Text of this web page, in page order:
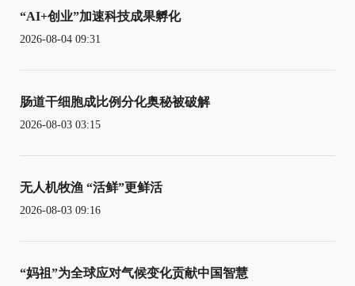
“AI+创业”加速科技成果孵化
2026-08-04 09:31
肠道干细胞成比例分化奥秘被破解
2026-08-03 03:15
无人机牧渔 “活鲜”更鲜活
2026-08-03 09:16
“妈祖”为全球应对气候变化贡献中国智慧